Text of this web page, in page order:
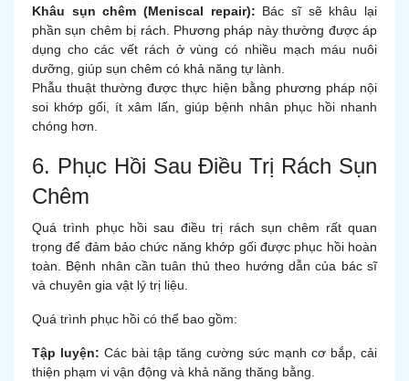
Khâu sụn chêm (Meniscal repair): Bác sĩ sẽ khâu lại
phần sụn chêm bị rách. Phương pháp này thường được áp
dụng cho các vết rách ở vùng có nhiều mạch máu nuôi
dưỡng, giúp sụn chêm có khả năng tự lành.
Phẫu thuật thường được thực hiện bằng phương pháp nội
soi khớp gối, ít xâm lấn, giúp bệnh nhân phục hồi nhanh
chóng hơn.
6. Phục Hồi Sau Điều Trị Rách Sụn
Chêm
Quá trình phục hồi sau điều trị rách sụn chêm rất quan
trọng để đảm bảo chức năng khớp gối được phục hồi hoàn
toàn. Bệnh nhân cần tuân thủ theo hướng dẫn của bác sĩ
và chuyên gia vật lý trị liệu.
Quá trình phục hồi có thể bao gồm:
Tập luyện: Các bài tập tăng cường sức mạnh cơ bắp, cải
thiện phạm vi vận động và khả năng thăng bằng.